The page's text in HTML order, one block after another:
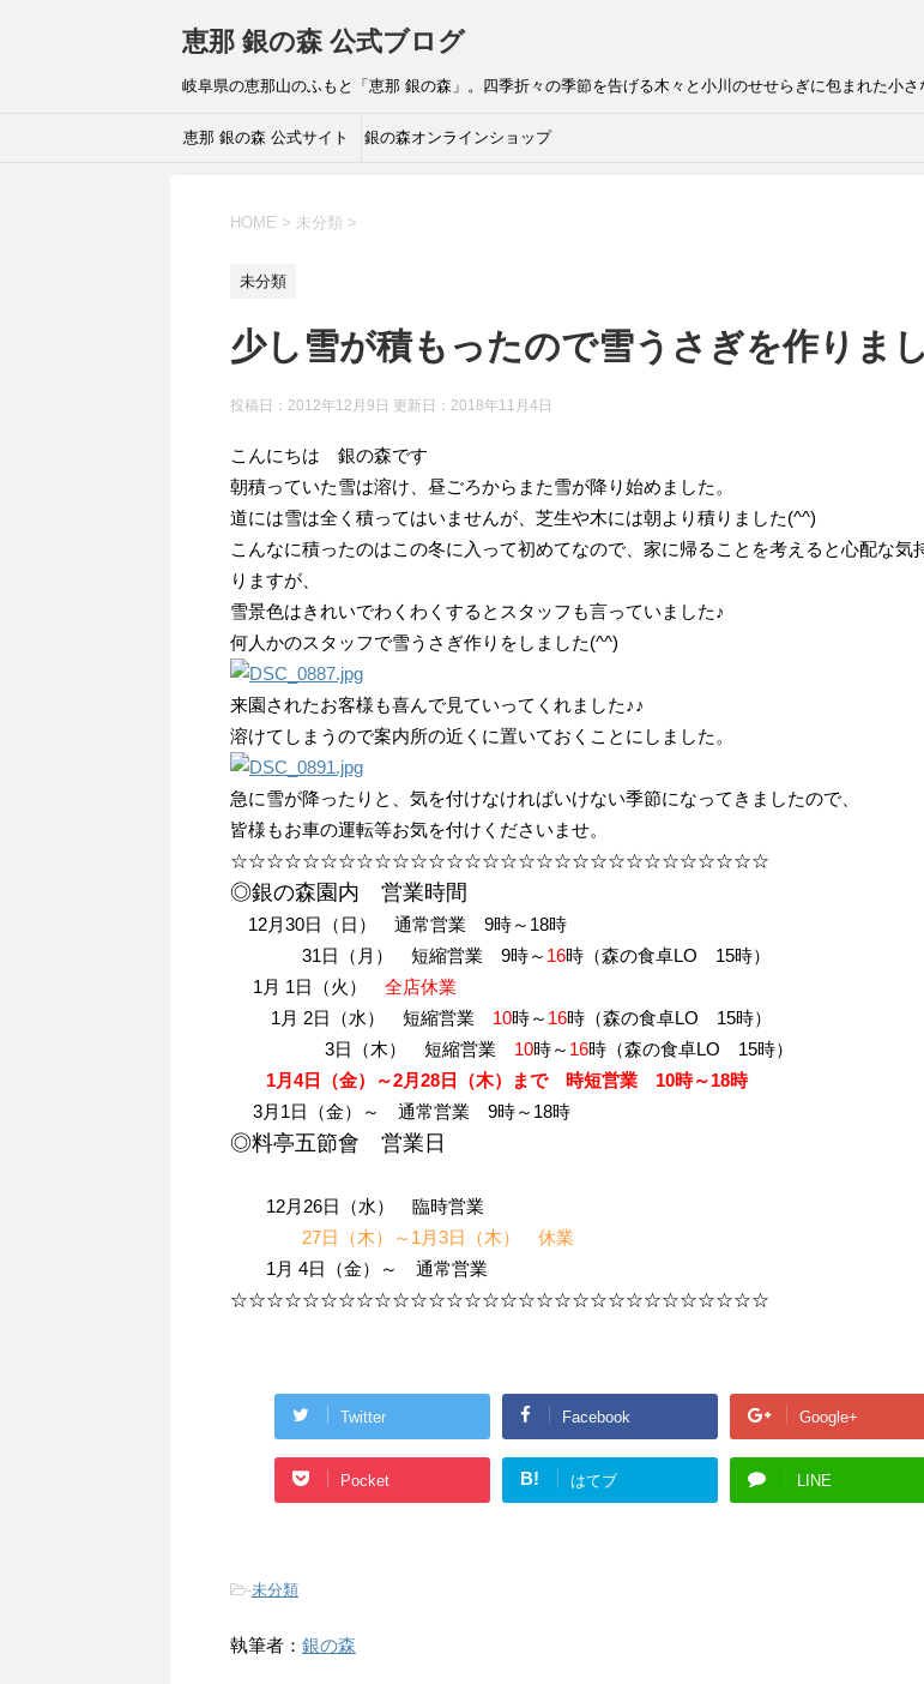
恵那 銀の森 公式ブログ
岐阜県の恵那山のふもと「恵那 銀の森」。四季折々の季節を告げる木々と小川のせせらぎに包まれた小
恵那 銀の森 公式サイト 銀の森オンラインショップ
HOME > 未分類 >
未分類
少し雪が積もったので雪うさぎを作りま
投稿日：2012年12月9日 更新日： 2018年11月4日
こんにちは 銀の森です
朝積っていた雪は溶け、昼ごろからまた雪が降り始めました。
道には雪は全く積ってはいませんが、芝生や木には朝より積りました(^^)
こんなに積ったのはこの冬に入って初めてなので、家に帰ることを考えると心配な気
りますが、
雪景色はきれいでわくわくするとスタッフも言っていました♪
何人かのスタッフで雪うさぎ作りをしました(^^)
来園されたお客様も喜んで見ていってくれました♪♪
溶けてしまうので案内所の近くに置いておくことにしました。
急に雪が降ったりと、気を付けなければいけない季節になってきましたので、
皆様もお車の運転等お気を付けくださいませ。
☆☆☆☆☆☆☆☆☆☆☆☆☆☆☆☆☆☆☆☆☆☆☆☆☆☆☆☆☆☆
◎銀の森園内 営業時間
12月30日（日） 通常営業 9時～18時
31日（月） 短縮営業 9時～ 16時（森の食卓LO 15時）
1月 1日（火） 全店休業
1月 2日（水） 短縮営業 10時～ 16時（森の食卓LO 15時）
3日（木） 短縮営業 10時～ 16時（森の食卓LO 15時）
1月4日（金）～2月28日（木）まで 時短営業 10時～18時
3月1日（金）～ 通常営業 9時～18時
◎料亭五節會 営業日
12月26日（水） 臨時営業
27日（木）～1月3日（木） 休業
1月 4日（金）～ 通常営業
☆☆☆☆☆☆☆☆☆☆☆☆☆☆☆☆☆☆☆☆☆☆☆☆☆☆☆☆☆☆
Twitter Facebook Google+
Pocket B! はてブ LINE
-未分類
執筆者： 銀の森